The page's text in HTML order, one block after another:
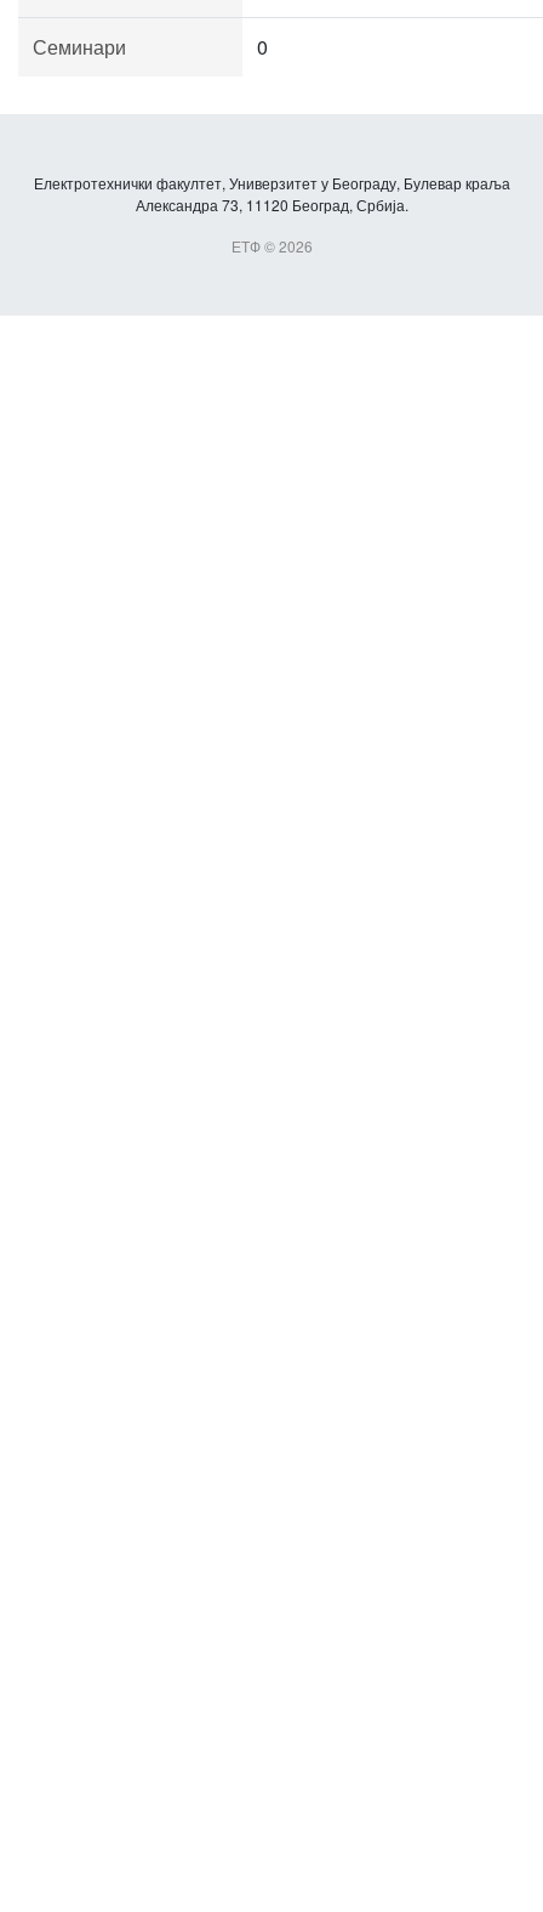
Семинари 0
Електротехнички факултет, Универзитет у Београду, Булевар краља
Александра 73, 11120 Београд, Србија.
ЕТФ © 2026